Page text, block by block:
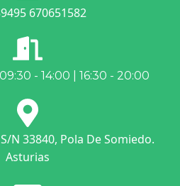
670651582
- 14:00 | 16:30 - 20:00
N 33840, Pola De Somiedo.
Asturias